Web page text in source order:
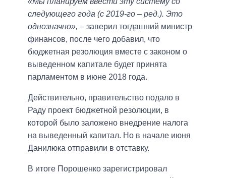
следующего года (с 2019-го – ред.). Это
однозначно», – заверил тогдашний министр
финансов, после чего добавил, что
бюджетная резолюция вместе с законом о
выведенном капитале будет принята
парламентом в июне 2018 года.
Действительно, правительство подало в
Раду проект бюджетной резолюции, в
которой было заложено внедрение налога
на выведенный капитал. Но в начале июня
Данилюка отправили в отставку.
В итоге Порошенко зарегистрировал